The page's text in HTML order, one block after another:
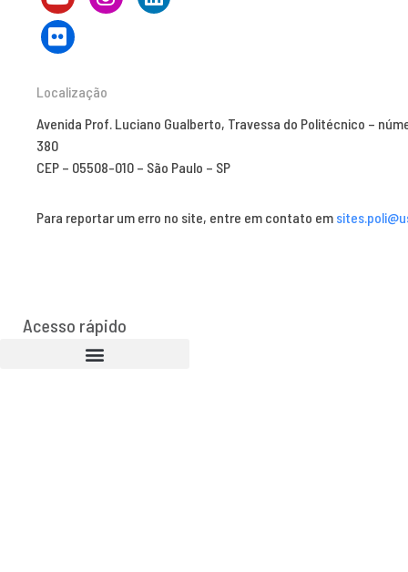
Localização
Avenida Prof. Luciano Gualberto, Travessa do Politécnico –
380
CEP – 05508-010 – São Paulo – SP
Para reportar um erro no site, entre em contato em
Acesso rápido